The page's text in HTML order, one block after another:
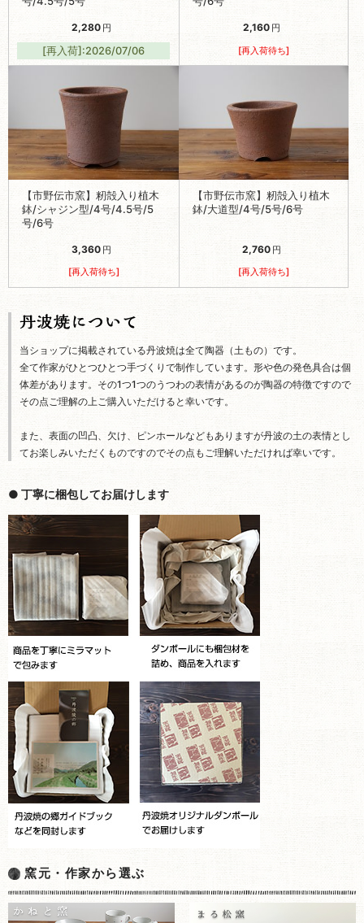
2,280 円
[再入荷]:2026/07/06
2,160 円
[再入荷待ち]
【市野伝市窯】籾殻入り植木
鉢/シャジン型/4号/4.5号/5
号/6号
3,360 円
[再入荷待ち]
【市野伝市窯】籾殻入り植木
鉢/大道型/4号/5号/6号
2,760 円
[再入荷待ち]
当ショップに掲載されている丹波焼は全て陶器（土もの）です。
全て作家がひとつひとつ手づくりで制作しています。形や色の発色具合は個
体差があります。その1つ1つのうつわの表情があるのが陶器の特徴ですので
その点ご理解の上ご購入いただけると幸いです。
また、表面の凹凸、欠け、ピンホールなどもありますが丹波の土の表情とし
てお楽しみいただくものですのでその点もご理解いただければ幸いです。
● 丁寧に梱包してお届けします
窯元・作家から選ぶ